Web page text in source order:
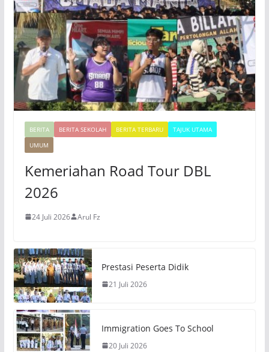
BERITA BERITA SEKOLAH BERITA TERBARU
TAJUK UTAMA
UMUM
Kemeriahan Road Tour DBL
2026
24 Juli 2026 Arul Fz
Prestasi Peserta Didik
21 Juli 2026
Immigration Goes To School
20 Juli 2026